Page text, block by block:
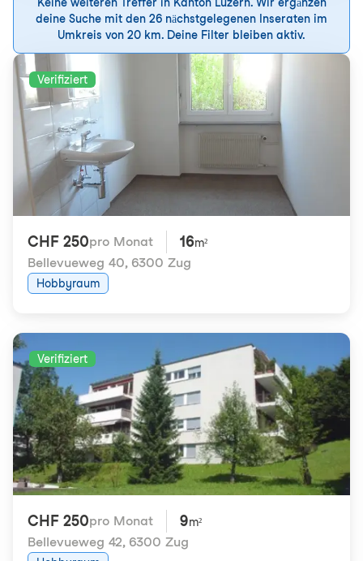
deine Suche mit den 26 nächstgelegenen Inseraten im
Umkreis von 20 km. Deine Filter bleiben aktiv.
Verifiziert
CHF 250pro Monat 16m²
Bellevueweg 40, 6300 Zug
Hobbyraum
Verifiziert
CHF 250pro Monat 9m²
Bellevueweg 42, 6300 Zug